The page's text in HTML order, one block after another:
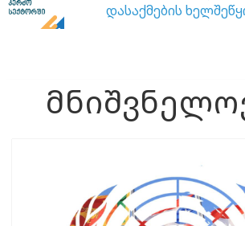
დასაქმების